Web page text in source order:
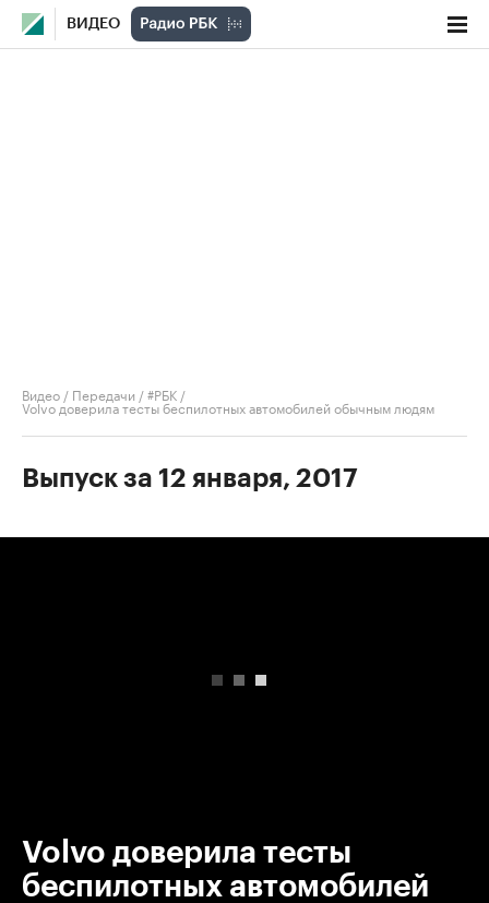
ВИДЕО
Видео / Передачи /#РБК /
Volvo доверила тесты беспилотных автомобилей обычным людям
Выпуск за 12 января, 2017
Volvo доверила тесты
беспилотных автомобилей